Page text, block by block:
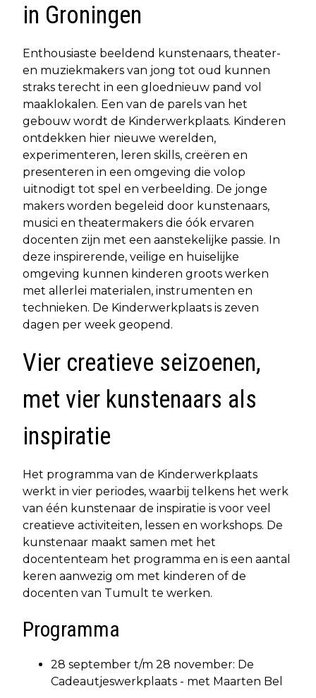
in Groningen
Enthousiaste beeldend kunstenaars, theater-
en muziekmakers van jong tot oud kunnen
straks terecht in een gloednieuw pand vol
maaklokalen. Een van de parels van het
gebouw wordt de Kinderwerkplaats. Kinderen
ontdekken hier nieuwe werelden,
experimenteren, leren skills, creëren en
presenteren in een omgeving die volop
uitnodigt tot spel en verbeelding. De jonge
makers worden begeleid door kunstenaars,
musici en theatermakers die óók ervaren
docenten zijn met een aanstekelijke passie. In
deze inspirerende, veilige en huiselijke
omgeving kunnen kinderen groots werken
met allerlei materialen, instrumenten en
technieken. De Kinderwerkplaats is zeven
dagen per week geopend.
Vier creatieve seizoenen,
met vier kunstenaars als
inspiratie
Het programma van de Kinderwerkplaats
werkt in vier periodes, waarbij telkens het werk
van één kunstenaar de inspiratie is voor veel
creatieve activiteiten, lessen en workshops. De
kunstenaar maakt samen met het
docententeam het programma en is een aantal
keren aanwezig om met kinderen of de
docenten van Tumult te werken.
Programma
28 september t/m 28 november: De
Cadeautjeswerkplaats - met Maarten Bel